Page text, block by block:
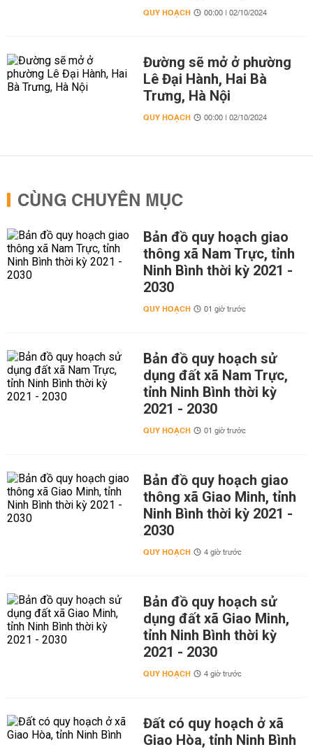
QUY HOẠCH 00:00 | 02/10/2024
Đường sẽ mở ở phường
Lê Đại Hành, Hai Bà
Trưng, Hà Nội
QUY HOẠCH 00:00 | 02/10/2024
CÙNG CHUYÊN MỤC
Bản đồ quy hoạch giao
thông xã Nam Trực, tỉnh
Ninh Bình thời kỳ 2021 -
2030
QUY HOẠCH 01 giờ trước
Bản đồ quy hoạch sử
dụng đất xã Nam Trực,
tỉnh Ninh Bình thời kỳ
2021 - 2030
QUY HOẠCH 01 giờ trước
Bản đồ quy hoạch giao
thông xã Giao Minh, tỉnh
Ninh Bình thời kỳ 2021 -
2030
QUY HOẠCH 4 giờ trước
Bản đồ quy hoạch sử
dụng đất xã Giao Minh,
tỉnh Ninh Bình thời kỳ
2021 - 2030
QUY HOẠCH 4 giờ trước
Đất có quy hoạch ở xã
Giao Hòa, tỉnh Ninh Bình